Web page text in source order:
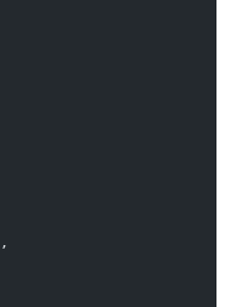
,